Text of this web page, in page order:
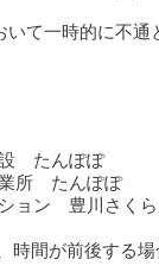
いて一時的に不通
名 電
病院
施設 たんぽぽ
業所 たんぽ
ション 豊川さ
時間が前後する場